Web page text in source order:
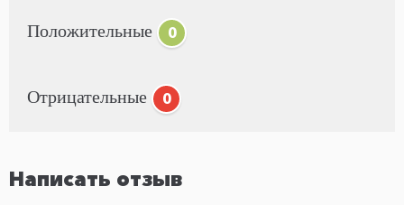
Положительные 0
Отрицательные 0
Написать отзыв